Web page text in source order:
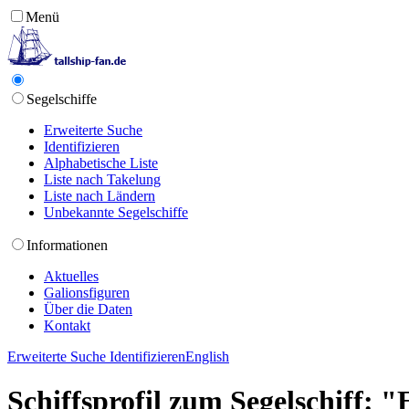
Menü
Segelschiffe
Erweiterte Suche
Identifizieren
Alphabetische Liste
Liste nach Takelung
Liste nach Ländern
Unbekannte Segelschiffe
Informationen
Aktuelles
Galionsfiguren
Über die Daten
Kontakt
Erweiterte Suche IdentifizierenEnglish
Schiffsprofil zum Segelschiff: